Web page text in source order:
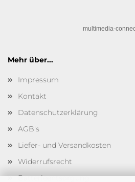
multimedia-
Mehr über...
Impressum
Kontakt
Datenschutzerklärung
AGB's
Liefer- und Versandkosten
Widerrufsrecht
Batterieentsorgung